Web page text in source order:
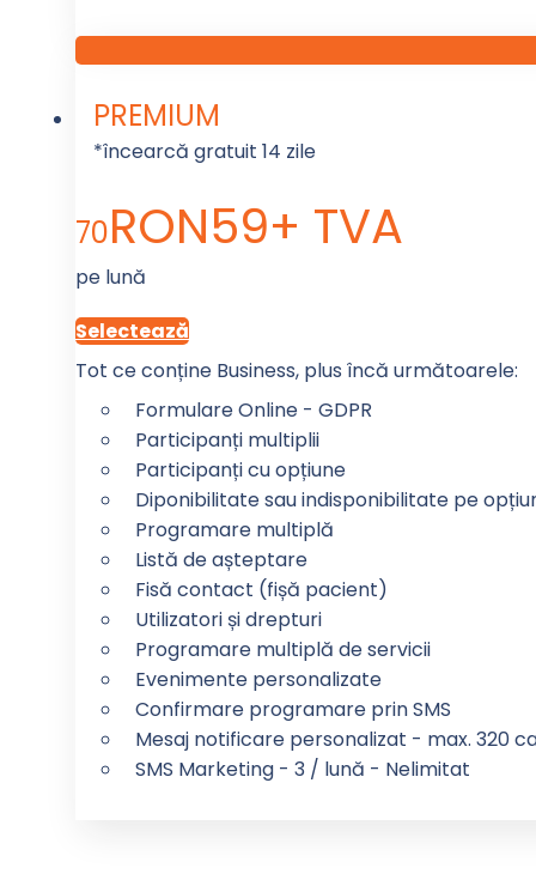
PREMIUM
*încearcă gratuit 14 zile
70RON59+ TVA
pe lună
Selectează
Tot ce conține Business, plus încă următoarele:
Formulare Online - GDPR
Participanți multiplii
Participanți cu opțiune
Diponibilitate sau indisponibilitate pe
Programare multiplă
Listă de așteptare
Fisă contact (fișă pacient)
Utilizatori și drepturi
Programare multiplă de servicii
Evenimente personalizate
Confirmare programare prin SMS
Mesaj notificare personalizat - max. 320
SMS Marketing - 3 / lună - Nelimitat